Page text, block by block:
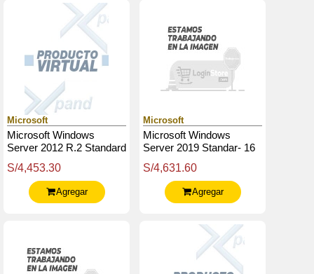
Microsoft
Microsoft Windows
Server 2012 R.2 Standard
Procesadores
S/4,453.30
Agregar
Microsoft
Microsoft Windows
Server 2019 Standar- 16
S/4,631.60
Agregar